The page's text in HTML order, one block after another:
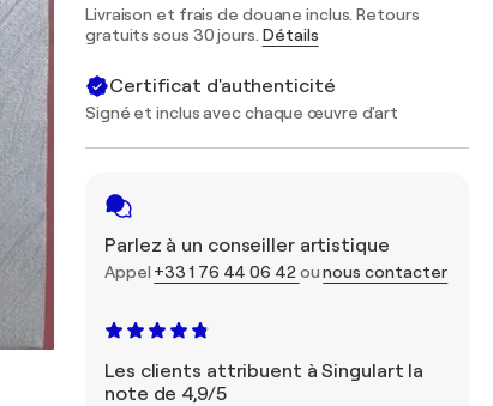
Livraison et frais de douane inclus. Retours
gratuits sous 30 jours. Détails
Certificat d'authenticité
Signé et inclus avec chaque œuvre d'art
Parlez à un conseiller artistique
Appel +33 1 76 44 06 42 ounous contacter
Les clients attribuent à Singulart la
note de 4,9/5